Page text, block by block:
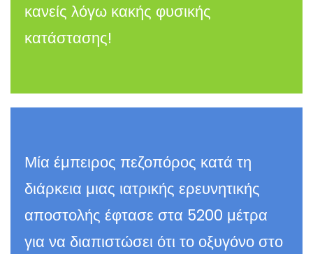
κανείς λόγω κακής φυσικής
κατάστασης!
Μία έμπειρος πεζοπόρος κατά τη
διάρκεια μιας ιατρικής ερευνητικής
αποστολής έφτασε στα 5200 μέτρα
για να διαπιστώσει ότι το οξυγόνο στο